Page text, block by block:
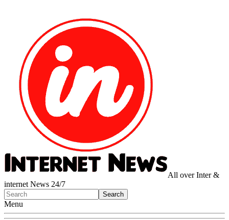
All over Inter &
internet News 24/7
Menu